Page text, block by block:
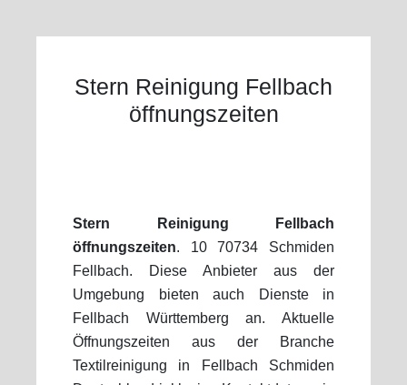
Stern Reinigung Fellbach
öffnungszeiten
Stern Reinigung Fellbach
öffnungszeiten. 10 70734 Schmiden
Fellbach. Diese Anbieter aus der
Umgebung bieten auch Dienste in
Fellbach Württemberg an. Aktuelle
Öffnungszeiten aus der Branche
Textilreinigung in Fellbach Schmiden